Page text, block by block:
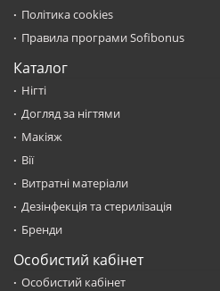
Політика cookies
Правила програми Sofibonus
Каталог
Нігті
Догляд за нігтями
Макіяж
Вії
Витратні матеріали
Дезінфекція та стерилізація
Бренди
Особистий кабінет
Особистий кабінет